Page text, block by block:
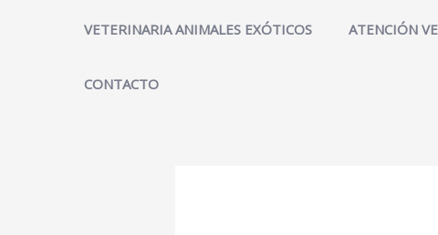
VETERINARIA ANIMALES EXÓTICOS ATENCIÓN
CONTACTO